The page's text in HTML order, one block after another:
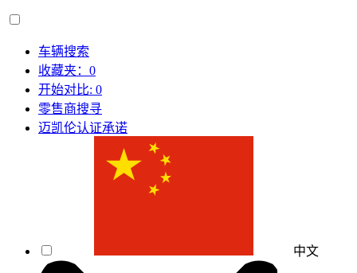
车辆搜索
收藏夹： 0
开始对比: 0
零售商搜寻
迈凯伦认证承诺
中文